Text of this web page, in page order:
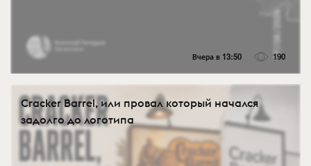
Вчера в 13:50 190
Cracker Barrel, или провал который начался
задолго до логотипа